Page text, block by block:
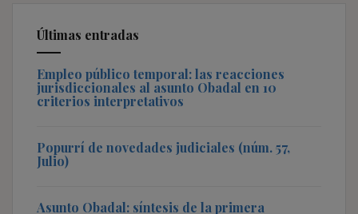
Últimas entradas
Empleo público temporal: las reacciones
jurisdiccionales al asunto Obadal en 10
criterios interpretativos
Popurrí de novedades judiciales (núm. 57,
Julio)
Asunto Obadal: síntesis de la primera